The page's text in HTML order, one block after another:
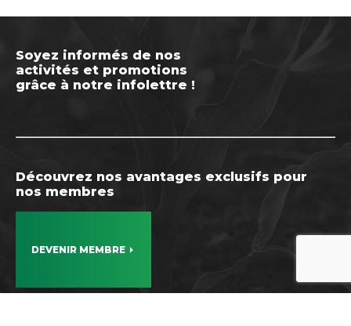
Soyez informés de nos
activités et promotions
grâce à notre infolettre !
Découvrez nos avantages exclusifs pour
nos membres
DEVENIR MEMBRE